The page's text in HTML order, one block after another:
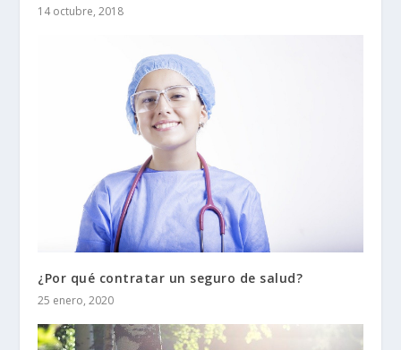
14 octubre, 2018
¿Por qué contratar un seguro de salud?
25 enero, 2020